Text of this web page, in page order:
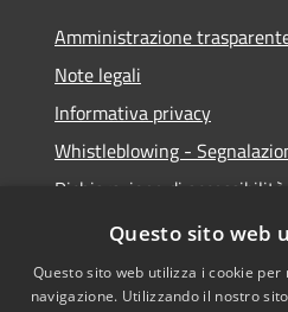
Amministrazione
Note legali
Informativa privacy
Whistleblowing -
Dichiarazione di accessibilità
Obiettivi di acessibilità
Questo sito web
Questo sito web utilizza i cookie
navigazione. Utilizzando il nostro